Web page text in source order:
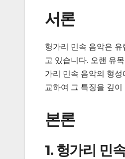
서론
헝가리 민속 음악은
고 있습니다. 오랜 유
가리 민속 음악의 형
교하여 그 특징을 깊
본론
1. 헝가리 민